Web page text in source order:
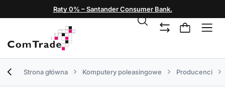
Raty 0% – Santander Consumer Bank.
Strona główna Komputery poleasingowe Producenci